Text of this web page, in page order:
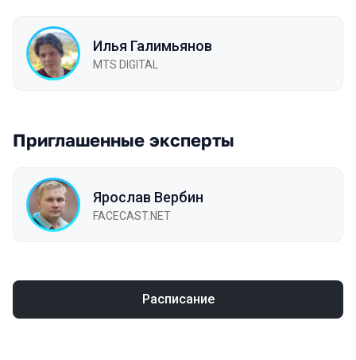
Илья Галимьянов
MTS DIGITAL
Приглашенные эксперты
Ярослав Вербин
FACECAST.NET
Расписание